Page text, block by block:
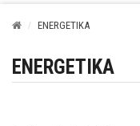
ENERGETIKA
ENERGETIKA